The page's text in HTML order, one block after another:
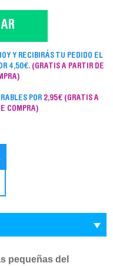
Y RECIBIRÁS TU PEDIDO EL
4,50€. (GRATIS A PARTIR DE
POR 2,95€ (GRATIS A
COMPRA)
pequeñas del